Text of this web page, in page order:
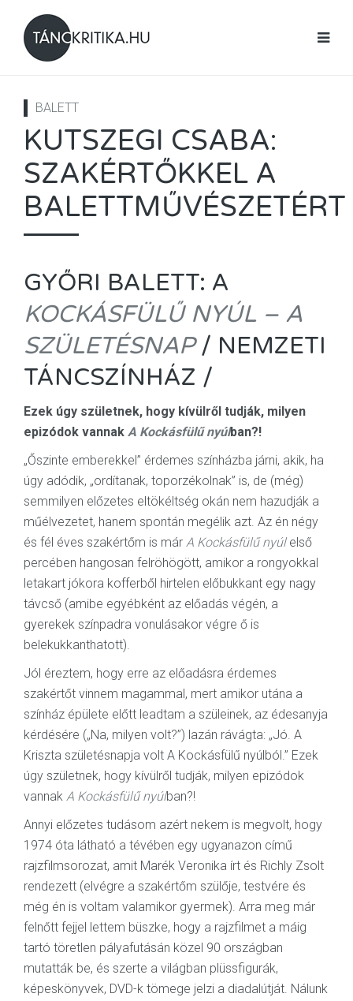
BALETT
KUTSZEGI CSABA:
SZAKÉRTŐKKEL A
BALETTMŰVÉSZETÉRT
GYŐRI BALETT: A
KOCKÁSFÜLŰ NYÚL – A
SZÜLETÉSNAP/ NEMZETI
TÁNCSZÍNHÁZ /
Ezek úgy születnek, hogy kívülről tudják, milyen
epizódok vannak A Kockásfülű nyúlban?!
„Őszinte emberekkel” érdemes színházba járni, akik, ha
úgy adódik, „ordítanak, toporzékolnak” is, de (még)
semmilyen előzetes eltökéltség okán nem hazudják a
műélvezetet, hanem spontán megélik azt. Az én négy
és fél éves szakértőm is már A Kockásfülű nyúlelső
percében hangosan felröhögött, amikor a rongyokkal
letakart jókora kofferből hirtelen előbukkant egy nagy
távcső (amibe egyébként az előadás végén, a
gyerekek színpadra vonulásakor végre ő is
belekukkanthatott).
Jól éreztem, hogy erre az előadásra érdemes
szakértőt vinnem magammal, mert amikor utána a
színház épülete előtt leadtam a szüleinek, az édesanyja
kérdésére („Na, milyen volt?”) lazán rávágta: „Jó. A
Kriszta születésnapja volt A Kockásfülű nyúlból.” Ezek
úgy születnek, hogy kívülről tudják, milyen epizódok
vannak A Kockásfülű nyúlban?!
Annyi előzetes tudásom azért nekem is megvolt, hogy
1974 óta látható a tévében egy ugyanazon című
rajzfilmsorozat, amit Marék Veronika írt és Richly Zsolt
rendezett (elvégre a szakértőm szülője, testvére és
még én is voltam valamikor gyermek). Arra meg már
felnőtt fejjel lettem büszke, hogy a rajzfilmet a máig
tartó töretlen pályafutásán közel 90 országban
mutatták be, és szerte a világban plüssfigurák,
képeskönyvek, DVD-k tömege jelzi a diadalútját. Nálunk